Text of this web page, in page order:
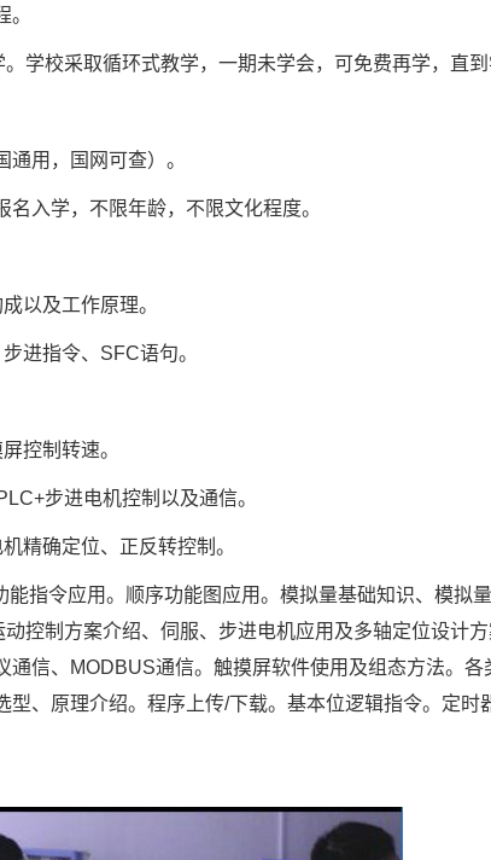
学校采取循环式教学，一期未学会，可免费再学，直到
用，国网可查）。
入学，不限年龄，不限文化程度。
以及工作原理。
进指令、SFC语句。
控制转速。
步进电机控制以及通信。
精确定位、正反转控制。
指令应用。顺序功能图应用。模拟量基础知识、模拟
控制方案介绍、伺服、步进电机应用及多轴定位设计
信、MODBUS通信。触摸屏软件使用及组态方法。各
、原理介绍。程序上传/下载。基本位逻辑指令。定时